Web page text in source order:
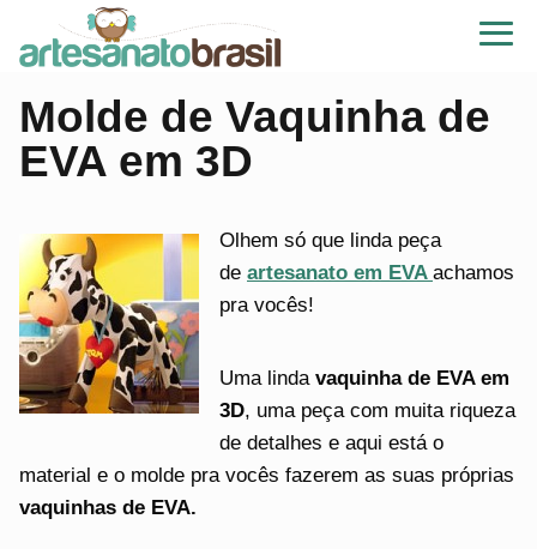
Molde de Vaquinha de
EVA em 3D
Olhem só que linda peça
de artesanato em EVA achamos
pra vocês!
Uma linda vaquinha de EVA em
3D, uma peça com muita riqueza
de detalhes e aqui está o
material e o molde pra vocês fazerem as suas próprias
vaquinhas de EVA.